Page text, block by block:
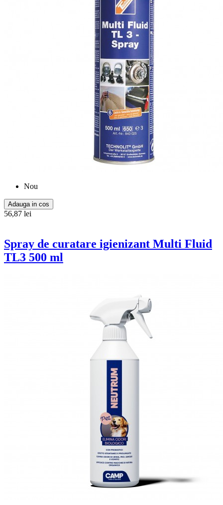
Nou
Adauga in cos
56,87 lei
Spray de curatare igienizant Multi Fluid
TL3 500 ml